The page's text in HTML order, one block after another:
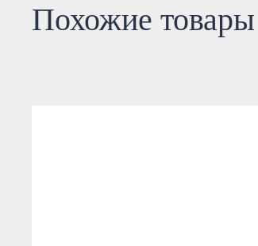
Похожие товары